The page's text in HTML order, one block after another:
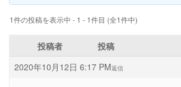
1件の投稿を表示中 - 1 - 1件目 (全1件中)
投稿者
投稿
2020年10月12日 6:17 PM返信